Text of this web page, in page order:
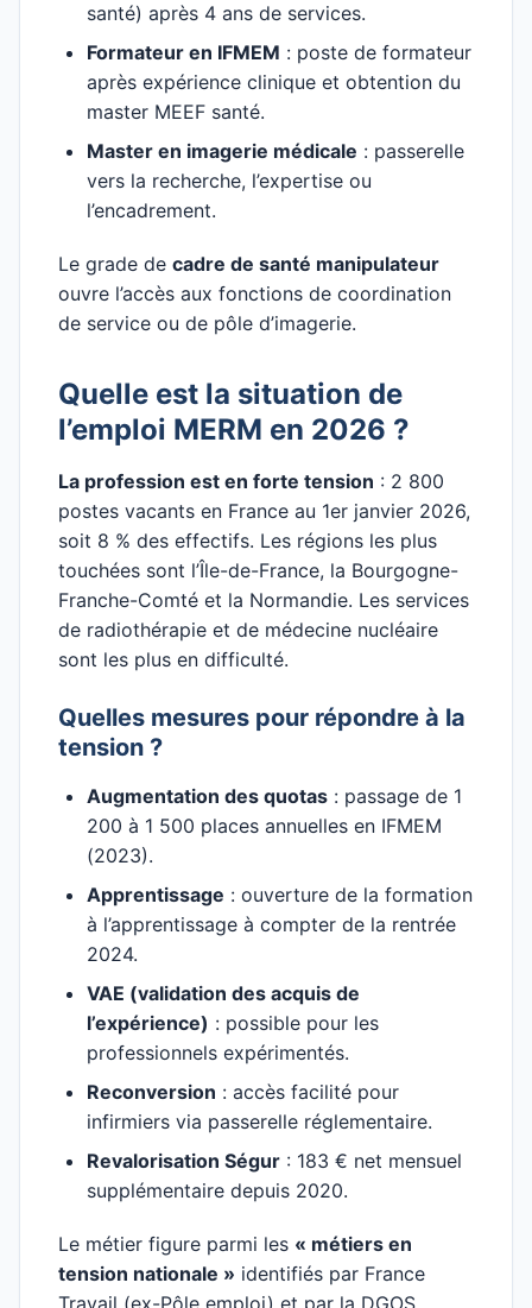
santé) après 4 ans de services.
Formateur en IFMEM : poste de formateur
après expérience clinique et obtention du
master MEEF santé.
Master en imagerie médicale : passerelle
vers la recherche, l’expertise ou
l’encadrement.
Le grade de cadre de santé manipulateur
ouvre l’accès aux fonctions de coordination
de service ou de pôle d’imagerie.
Quelle est la situation de
l’emploi MERM en 2026 ?
La profession est en forte tension : 2 800
postes vacants en France au 1er janvier 2026,
soit 8 % des effectifs. Les régions les plus
touchées sont l’Île-de-France, la Bourgogne-
Franche-Comté et la Normandie. Les services
de radiothérapie et de médecine nucléaire
sont les plus en difficulté.
Quelles mesures pour répondre à la
tension ?
Augmentation des quotas : passage de 1
200 à 1 500 places annuelles en IFMEM
(2023).
Apprentissage : ouverture de la formation
à l’apprentissage à compter de la rentrée
2024.
VAE (validation des acquis de
l’expérience) : possible pour les
professionnels expérimentés.
Reconversion : accès facilité pour
infirmiers via passerelle réglementaire.
Revalorisation Ségur : 183 € net mensuel
supplémentaire depuis 2020.
Le métier figure parmi les « métiers en
tension nationale » identifiés par France
Travail (ex-Pôle emploi) et par la DGOS